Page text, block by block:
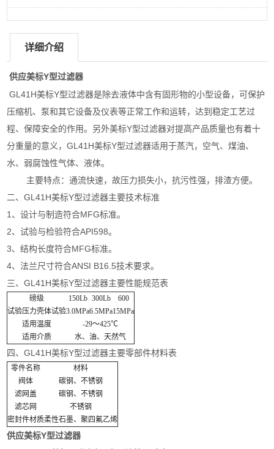
详细介绍
供应美标Y型过滤器
GL41H美标Y型过滤器是除去液体中含有固形物的小型设备，可保护
压缩机、泵和其它设备及仪表等正常工作和运转，达到稳定工艺过
程、保障安全的作用。另外美标Y型过滤器对提高产品质量也有着十
分重量的意义，GL41H美标Y型过滤器适用于蒸汽，空气、煤油、
水、弱腐蚀性气体、液体。
主要特点：通流快速，故压力损失小，抗污性强，排渣方便。
二、GL41H美标Y型过滤器主要技术标准
1、设计与制造符合MFG标准。
2、试验与检验符合API598。
3、结构长度符合MFG标准。
4、法兰尺寸符合ANSI B16.5技术要求。
三、GL41H美标Y型过滤器主要性能规范表
磅级 150Lb 300Lb
600
试验压力壳体试验3.0MPa6.5MPa15MPa
适用温度
-29～425℃
适用介质
水、油、天然气
四、GL41H美标Y型过滤器主要零部件材料表
零件名称
材料
阀体
碳钢、不锈钢
滤网盖
碳钢、不锈钢
滤芯网
不锈钢
密封件材质柔性石墨、聚四氟乙烯
供应美标Y型过滤器